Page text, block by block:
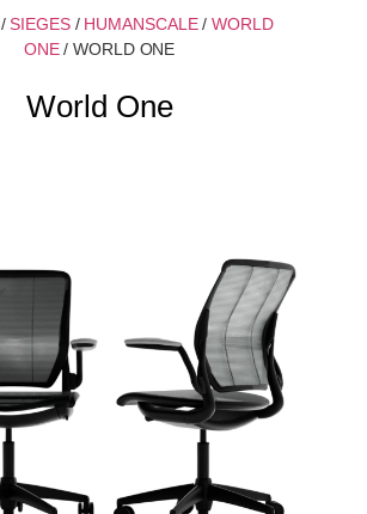
/SIEGES/ HUMANSCALE/WORLD
ONE/ WORLD ONE
World One